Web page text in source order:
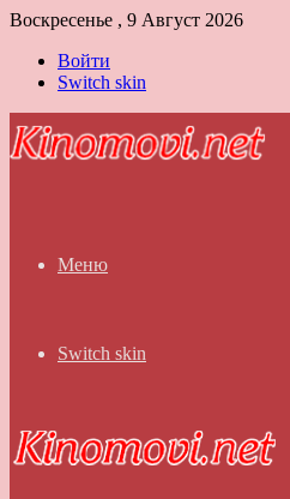
Воскресенье , 9 Август 2026
Войти
Switch skin
Меню
Switch skin